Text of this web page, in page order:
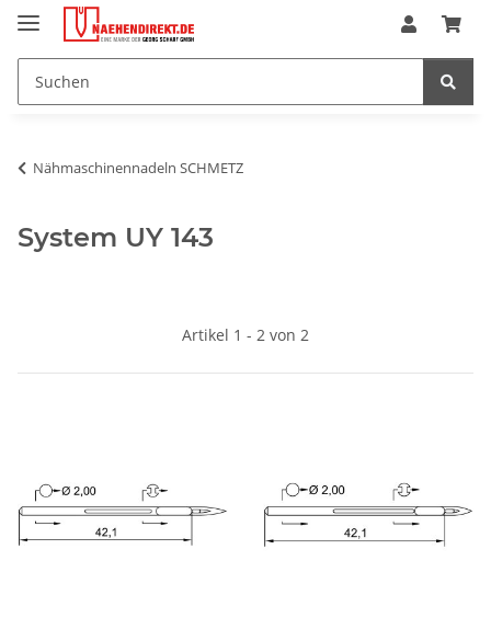
Nähmaschinennadeln SCHMETZ
System UY 143
Artikel 1 - 2 von 2